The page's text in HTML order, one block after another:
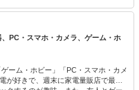
っとマニアックなものまで「イイモ
す！」がモットー。 現在子育て中
や知育玩具、花火などレジャーグッ
しんでレビューしています。
PC・スマホ・カメラ、ゲーム・ホ
ゲーム・ホビー」「PC・スマホ・カメ
が好きで、週末に家電量販店で最新